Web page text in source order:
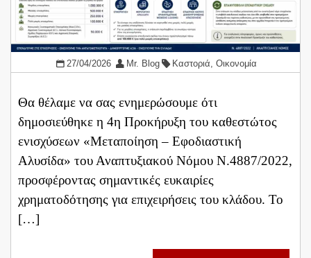
27/04/2026 Mr. Blog Καστοριά Οικονομία
Θα θέλαμε να σας ενημερώσουμε ότι
δημοσιεύθηκε η 4η Προκήρυξη του καθεστώτος
ενισχύσεων «Μεταποίηση – Εφοδιαστική
Αλυσίδα» του Αναπτυξιακού Νόμου Ν.4887/2022,
προσφέροντας σημαντικές ευκαιρίες
χρηματοδότησης για επιχειρήσεις του κλάδου. Το
[…]